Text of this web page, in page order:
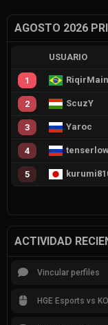
AGOSTO 2026
USUARIO
1
2 ScuzY
3 Yaroc
4
5
ACTIVIDAD
Vincular perfiles
HGE Esports vs